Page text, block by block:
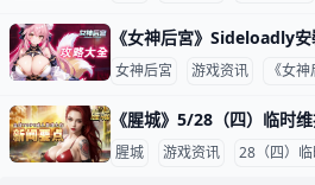
女神后宮 游戏资讯 《女
腥城 游戏资讯 28（四）